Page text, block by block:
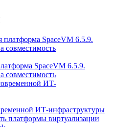
SpaceVM 6.5.9.
совместимость
ИТ-инфраструктуры